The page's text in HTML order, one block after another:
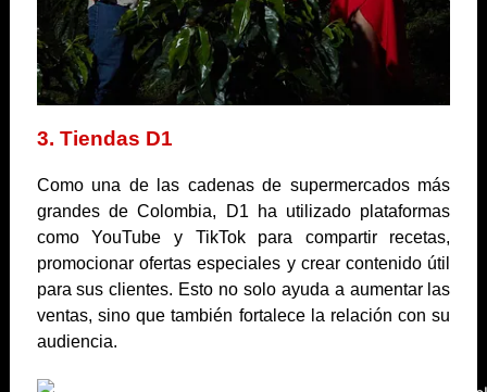
3. Tiendas D1
Como una de las cadenas de supermercados más
grandes de Colombia, D1 ha utilizado plataformas
como YouTube y TikTok para compartir recetas,
promocionar ofertas especiales y crear contenido útil
para sus clientes. Esto no solo ayuda a aumentar las
ventas, sino que también fortalece la relación con su
audiencia.